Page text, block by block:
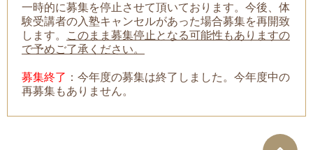
一時的に募集を停止させて頂いております。今後、体
験受講者の入塾キャンセルがあった場合募集を再開致
します。
このまま募集停止となる可能性もありますの
で予めご了承ください。
募集終了 ：今年度の募集は終了しました。今年度中の
再募集もありません。